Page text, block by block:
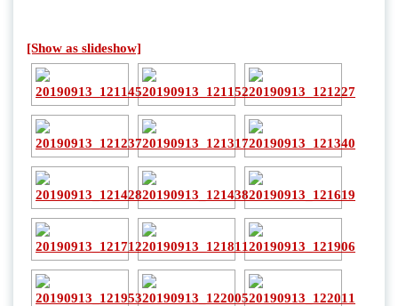
[Show as slideshow]